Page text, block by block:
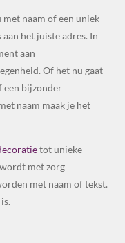
met naam of een uniek
het juiste adres. In
aan
Of het nu gaat
een bijzonder
naam maak je het
tot unieke
met zorg
met naam of tekst.